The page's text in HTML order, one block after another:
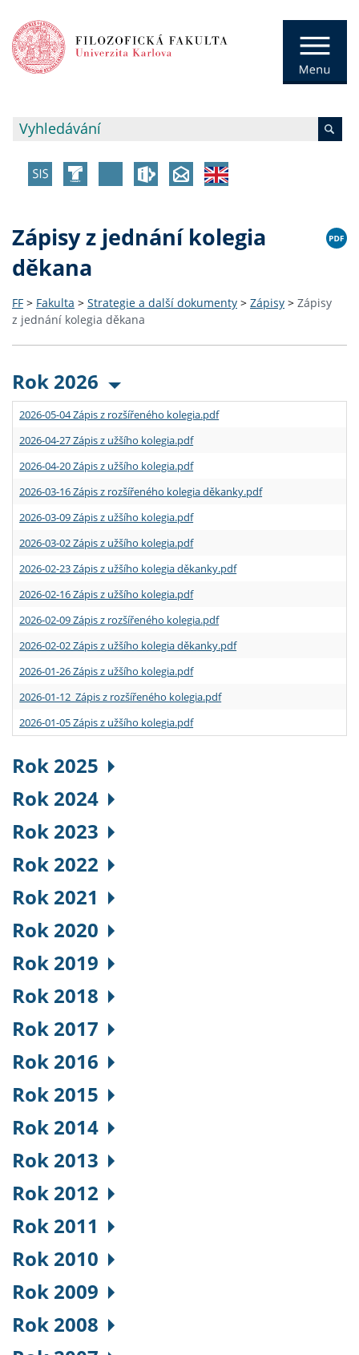
Zápisy z jednání kolegia
děkana
FF > Fakulta > Strategie a další dokumenty > Zápisy > Zápisy
z jednání kolegia děkana
Rok 2026
2026-05-04 Zápis z rozšířeného kolegia.pdf
2026-04-27 Zápis z užšího kolegia.pdf
2026-04-20 Zápis z užšího kolegia.pdf
2026-03-16 Zápis z rozšířeného kolegia děkanky.pdf
2026-03-09 Zápis z užšího kolegia.pdf
2026-03-02 Zápis z užšího kolegia.pdf
2026-02-23 Zápis z užšího kolegia děkanky.pdf
2026-02-16 Zápis z užšího kolegia.pdf
2026-02-09 Zápis z rozšířeného kolegia.pdf
2026-02-02 Zápis z užšího kolegia děkanky.pdf
2026-01-26 Zápis z užšího kolegia.pdf
2026-01-12 Zápis z rozšířeného kolegia.pdf
2026-01-05 Zápis z užšího kolegia.pdf
Rok 2025
Rok 2024
Rok 2023
Rok 2022
Rok 2021
Rok 2020
Rok 2019
Rok 2018
Rok 2017
Rok 2016
Rok 2015
Rok 2014
Rok 2013
Rok 2012
Rok 2011
Rok 2010
Rok 2009
Rok 2008